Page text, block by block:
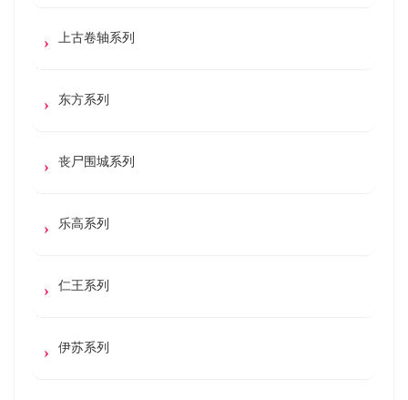
上古卷轴系列
东方系列
丧尸围城系列
乐高系列
仁王系列
伊苏系列